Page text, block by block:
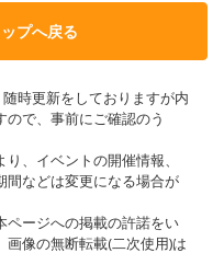
プへ戻る
時更新をしておりますが内
で、事前にご確認のう
、イベントの開催情報、
間などは変更になる場合が
ージへの掲載の許諾をい
像の無断転載(二次使用)は